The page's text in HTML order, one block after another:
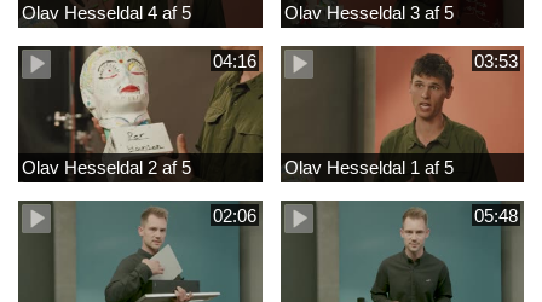
Olav Hesseldal 4 af 5 Olav Hesseldal 3 af 5
04:16
Olav Hesseldal 2 af 5
03:53
Olav Hesseldal 1 af 5
02:06 05:48